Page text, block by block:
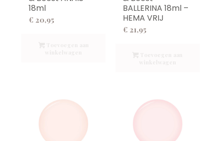
18ml
€ 20,95
BALLERINA 18ml –
HEMA VRIJ
€ 21,95